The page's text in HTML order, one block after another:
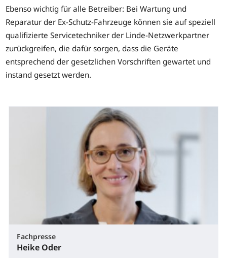
Ebenso wichtig für alle Betreiber: Bei Wartung und
Reparatur der Ex-Schutz-Fahrzeuge können sie auf speziell
qualifizierte Servicetechniker der Linde-Netzwerkpartner
zurückgreifen, die dafür sorgen, dass die Geräte
entsprechend der gesetzlichen Vorschriften gewartet und
instand gesetzt werden.
Fachpresse
Heike Oder